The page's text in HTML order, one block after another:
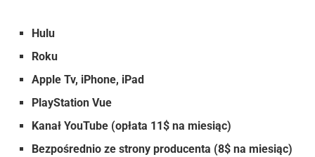
Hulu
Roku
Apple Tv, iPhone, iPad
PlayStation Vue
Kanał YouTube (opłata 11$ na miesiąc)
Bezpośrednio ze strony producenta (8$ na miesiąc)